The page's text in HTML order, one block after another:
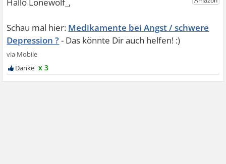
Medikamente bei Angst / schwere
Depression ?
x 3